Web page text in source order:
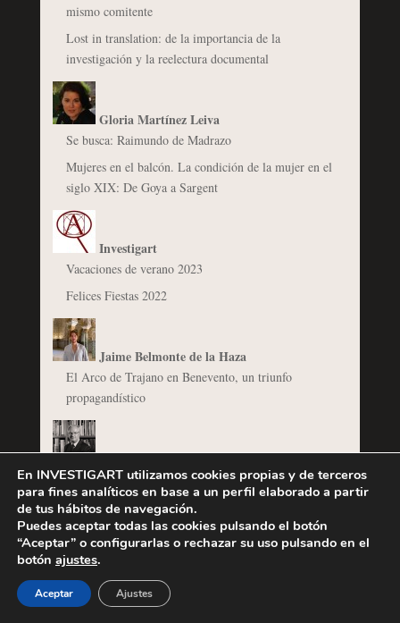
mismo comitente
Lost in translation: de la importancia de la
investigación y la reelectura documental
Gloria Martínez Leiva
Se busca: Raimundo de Madrazo
Mujeres en el balcón. La condición de la mujer en el
siglo XIX: De Goya a Sargent
Investigart
Vacaciones de verano 2023
Felices Fiestas 2022
Jaime Belmonte de la Haza
El Arco de Trajano en Benevento, un triunfo
propagandístico
Javier Jordán de Urríes
Las vistas de puertos de España: Mariano Sánchez
copista de Vernet
Goya en Palacio. La exposición conmemorativa del
bicentenario (1746-1946)
José María Domínguez
En INVESTIGART utilizamos cookies propias y de terceros
para fines analíticos en base a un perfil elaborado a partir
de tus hábitos de navegación.
Puedes aceptar todas las cookies pulsando el botón
“Aceptar” o configurarlas o rechazar su uso pulsando en el
botón ajustes.
Aceptar Ajustes